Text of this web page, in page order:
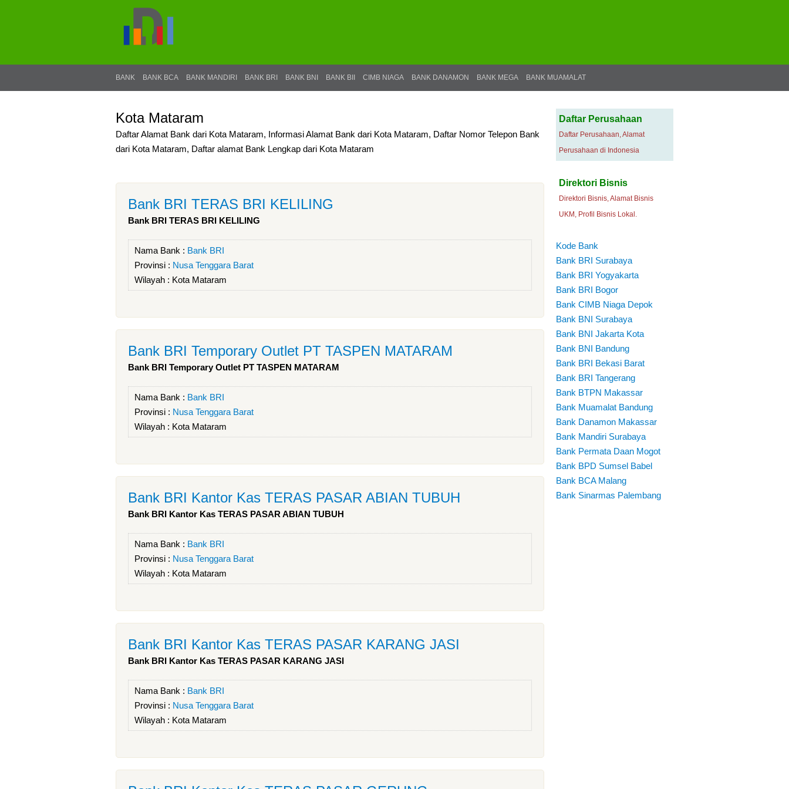
BANK BANK BCA BANK MANDIRI BANK BRI BANK BNI BANK BII CIMB NIAGA BANK DANAMON BANK MEGA BANK MUAMALAT
Kota Mataram
Daftar Alamat Bank dari Kota Mataram, Informasi Alamat Bank dari Kota Mataram, Daftar Nomor Telepon Bank
dari Kota Mataram, Daftar alamat Bank Lengkap dari Kota Mataram
Bank BRI TERAS BRI KELILING
Bank BRI TERAS BRI KELILING
Nama Bank : Bank BRI
Provinsi : Nusa Tenggara Barat
Wilayah : Kota Mataram
Bank BRI Temporary Outlet PT TASPEN MATARAM
Bank BRI Temporary Outlet PT TASPEN MATARAM
Nama Bank : Bank BRI
Provinsi : Nusa Tenggara Barat
Wilayah : Kota Mataram
Bank BRI Kantor Kas TERAS PASAR ABIAN TUBUH
Bank BRI Kantor Kas TERAS PASAR ABIAN TUBUH
Nama Bank : Bank BRI
Provinsi : Nusa Tenggara Barat
Wilayah : Kota Mataram
Bank BRI Kantor Kas TERAS PASAR KARANG JASI
Bank BRI Kantor Kas TERAS PASAR KARANG JASI
Nama Bank : Bank BRI
Provinsi : Nusa Tenggara Barat
Wilayah : Kota Mataram
Daftar Perusahaan
Daftar Perusahaan, Alamat
Perusahaan di Indonesia
Direktori Bisnis
Direktori Bisnis, Alamat Bisnis
UKM, Profil Bisnis Lokal.
Kode Bank
Bank BRI Surabaya
Bank BRI Yogyakarta
Bank BRI Bogor
Bank CIMB Niaga Depok
Bank BNI Surabaya
Bank BNI Jakarta Kota
Bank BNI Bandung
Bank BRI Bekasi Barat
Bank BRI Tangerang
Bank BTPN Makassar
Bank Muamalat Bandung
Bank Danamon Makassar
Bank Mandiri Surabaya
Bank Permata Daan Mogot
Bank BPD Sumsel Babel
Bank BCA Malang
Bank Sinarmas Palembang